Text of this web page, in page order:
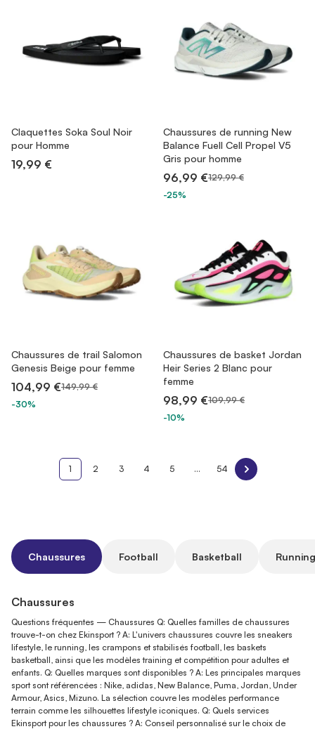
Claquettes Soka Soul Noir
pour Homme
19,99 €
Chaussures de running New
Balance Fuell Cell Propel V5
Gris pour homme
96,99 €129,99 €
-25%
Chaussures de trail Salomon
Genesis Beige pour femme
104,99 €149,99 €
-30%
Chaussures de basket Jordan
Heir Series 2 Blanc pour
femme
98,99 €109,99 €
-10%
1 2 3 4 5 ... 54
Chaussures Football Basketball
Chaussures
Questions fréquentes — Chaussures Q: Quelles familles de chaussures
trouve-t-on chez Ekinsport ? A: L'univers chaussures couvre les sneakers
lifestyle, le running, les crampons et stabilisés football, les baskets
basketball, ainsi que les modèles training et compétition pour adultes et
enfants. Q: Quelles marques sont disponibles ? A: Les principales marques
sport sont référencées : Nike, adidas, New Balance, Puma, Jordan, Under
Armour, Asics, Mizuno. La sélection couvre les modèles performance
terrain comme les silhouettes lifestyle iconiques. Q: Quels services
Ekinsport pour les chaussures ? A: Conseil personnalisé sur le choix de